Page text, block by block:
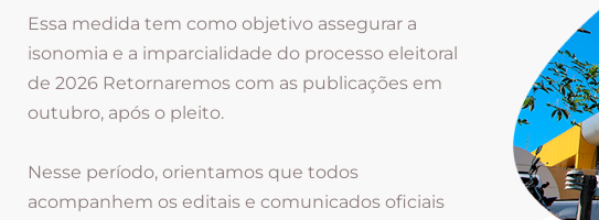
Essa medida tem como objetivo assegurar a
isonomia e a imparcialidade do processo eleitoral
de 2026 Retornaremos com as publicações em
outubro, após o pleito.
Nesse período, orientamos que todos
acompanhem os editais e comunicados oficiais